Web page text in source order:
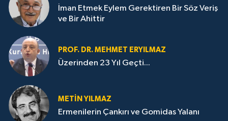
İman Etmek Eylem Gerektiren Bir Söz Veriş
ve Bir Ahittir
PROF. DR. MEHMET ERYILMAZ
Üzerinden 23 Yıl Geçti...
METIN YILMAZ
Ermenilerin Çankırı ve Gomidas Yalanı